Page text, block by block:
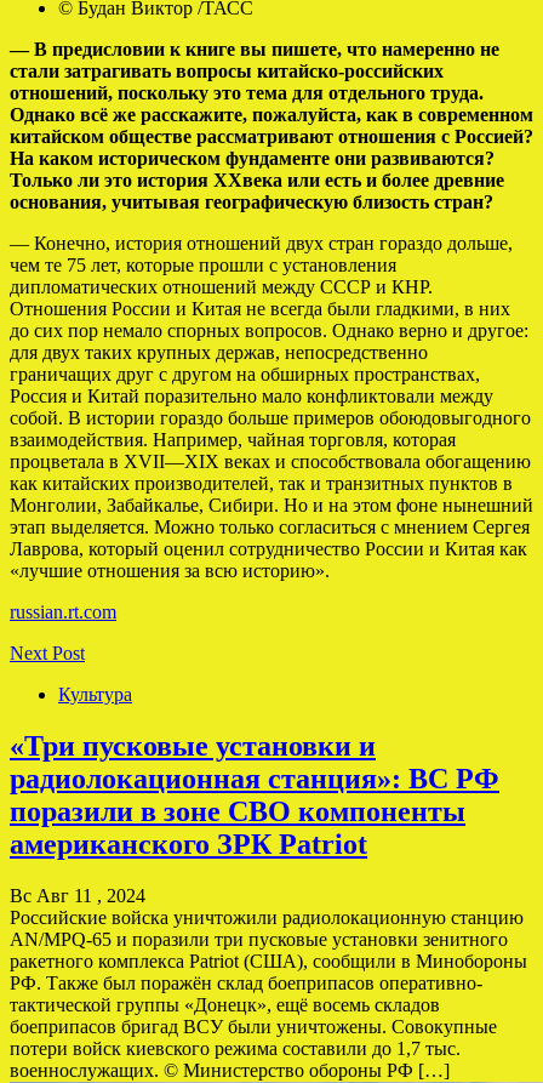
© Будан Виктор /ТАСС
— В предисловии к книге вы пишете, что намеренно не
стали затрагивать вопросы китайско-российских
отношений, поскольку это тема для отдельного труда.
Однако всё же расскажите, пожалуйста, как в современном
китайском обществе рассматривают отношения с Россией?
На каком историческом фундаменте они развиваются?
Только ли это история XXвека или есть и более древние
основания, учитывая географическую близость стран?
— Конечно, история отношений двух стран гораздо дольше,
чем те 75 лет, которые прошли с установления
дипломатических отношений между СССР и КНР.
Отношения России и Китая не всегда были гладкими, в них
до сих пор немало спорных вопросов. Однако верно и другое:
для двух таких крупных держав, непосредственно
граничащих друг с другом на обширных пространствах,
Россия и Китай поразительно мало конфликтовали между
собой. В истории гораздо больше примеров обоюдовыгодного
взаимодействия. Например, чайная торговля, которая
процветала в XVII—XIX веках и способствовала обогащению
как китайских производителей, так и транзитных пунктов в
Монголии, Забайкалье, Сибири. Но и на этом фоне нынешний
этап выделяется. Можно только согласиться с мнением Сергея
Лаврова, который оценил сотрудничество России и Китая как
«лучшие отношения за всю историю».
russian.rt.com
Next Post
Культура
«Три пусковые установки и
радиолокационная станция»: ВС РФ
поразили в зоне СВО компоненты
американского ЗРК Patriot
Вс Авг 11 , 2024
Российские войска уничтожили радиолокационную станцию
AN/МPQ-65 и поразили три пусковые установки зенитного
ракетного комплекса Patriot (США), сообщили в Минобороны
РФ. Также был поражён склад боеприпасов оперативно-
тактической группы «Донецк», ещё восемь складов
боеприпасов бригад ВСУ были уничтожены. Совокупные
потери войск киевского режима составили до 1,7 тыс.
военнослужащих. © Министерство обороны РФ […]